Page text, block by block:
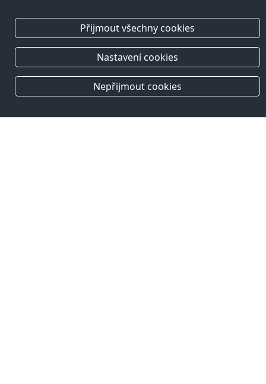
Přijmout všechny cookies
Nastavení cookies
Nepřijmout cookies